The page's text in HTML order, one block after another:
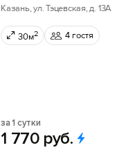
Казань, ул. Тэцевская, д. 13А
30м2 4 гостя
за 1 сутки
1 770 руб.